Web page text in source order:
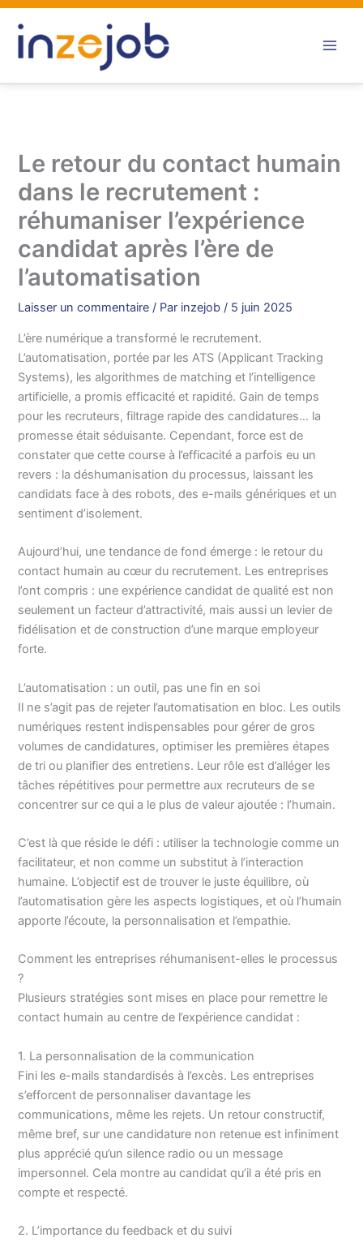
Aller
contenu
Le retour du contact humain
dans le recrutement :
réhumaniser l’expérience
candidat après l’ère de
l’automatisation
Laisser un commentaire / Par inzejob/ 5 juin 2025
L’ère numérique a transformé le recrutement.
L’automatisation, portée par les ATS (Applicant Tracking
Systems), les algorithmes de matching et l’intelligence
artificielle, a promis efficacité et rapidité. Gain de temps
pour les recruteurs, filtrage rapide des candidatures… la
promesse était séduisante. Cependant, force est de
constater que cette course à l’efficacité a parfois eu un
revers : la déshumanisation du processus, laissant les
candidats face à des robots, des e-mails génériques et un
sentiment d’isolement.
Aujourd’hui, une tendance de fond émerge : le retour du
contact humain au cœur du recrutement. Les entreprises
l’ont compris : une expérience candidat de qualité est non
seulement un facteur d’attractivité, mais aussi un levier de
fidélisation et de construction d’une marque employeur
forte.
L’automatisation : un outil, pas une fin en soi
Il ne s’agit pas de rejeter l’automatisation en bloc. Les outils
numériques restent indispensables pour gérer de gros
volumes de candidatures, optimiser les premières étapes
de tri ou planifier des entretiens. Leur rôle est d’alléger les
tâches répétitives pour permettre aux recruteurs de se
concentrer sur ce qui a le plus de valeur ajoutée : l’humain.
C’est là que réside le défi : utiliser la technologie comme un
facilitateur, et non comme un substitut à l’interaction
humaine. L’objectif est de trouver le juste équilibre, où
l’automatisation gère les aspects logistiques, et où l’humain
apporte l’écoute, la personnalisation et l’empathie.
Comment les entreprises réhumanisent-elles le processus
?
Plusieurs stratégies sont mises en place pour remettre le
contact humain au centre de l’expérience candidat :
1. La personnalisation de la communication
Fini les e-mails standardisés à l’excès. Les entreprises
s’efforcent de personnaliser davantage les
communications, même les rejets. Un retour constructif,
même bref, sur une candidature non retenue est infiniment
plus apprécié qu’un silence radio ou un message
impersonnel. Cela montre au candidat qu’il a été pris en
compte et respecté.
2. L’importance du feedback et du suivi